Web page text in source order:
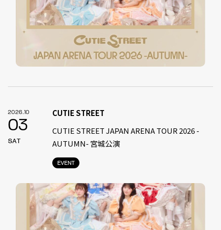
2026.10
03
SAT
EVENT
CUTIE STREET
CUTIE STREET JAPAN ARENA TOUR 2026 -
AUTUMN- 宮城公演